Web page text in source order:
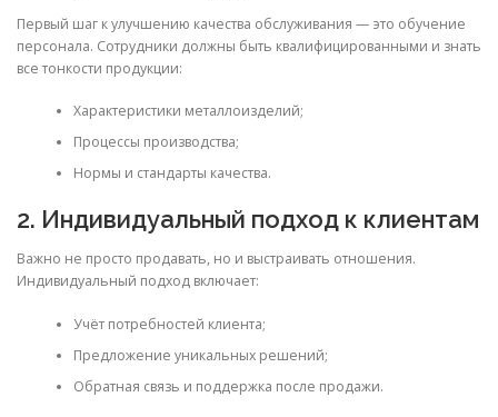
Первый шаг к улучшению качества обслуживания — это обучение
персонала. Сотрудники должны быть квалифицированными и знать
все тонкости продукции:
Характеристики металлоизделий;
Процессы производства;
Нормы и стандарты качества.
2. Индивидуальный подход к клиентам
Важно не просто продавать, но и выстраивать отношения.
Индивидуальный подход включает:
Учёт потребностей клиента;
Предложение уникальных решений;
Обратная связь и поддержка после продажи.